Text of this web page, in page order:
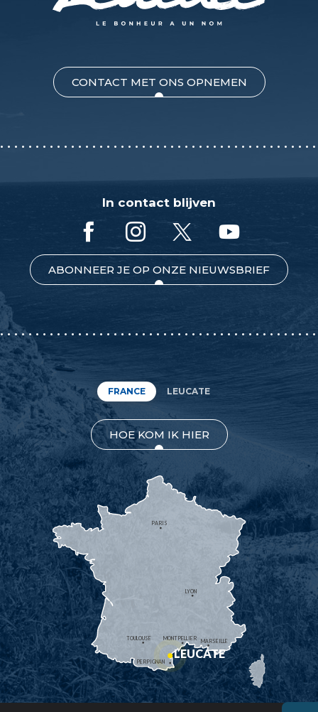
CONTACT MET ONS OPNEMEN
In contact blijven
ABONNEER JE OP ONZE NIEUWSBRIEF
FRANCE LEUCATE
HOE KOM IK HIER
MONTPELLIER
PERPIGNAN
MARSEILLE
TOULOUSE
LYON
PARIS
LEUCATE